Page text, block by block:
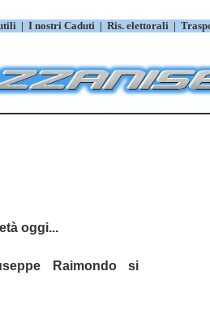
| I nostri Caduti | Ris. elettorali |
oggi...
Raimondo si